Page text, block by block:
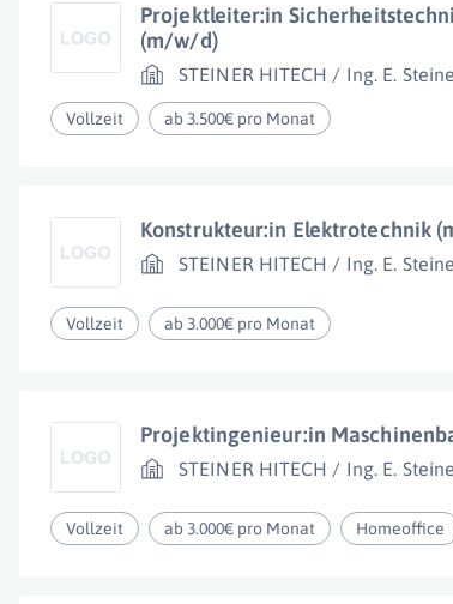
Projektleiter:in
(m/w/d)
STEINER HITECH / Ing. E.
Vollzeit ab 3.500€ pro Monat
Konstrukteur:in Elektrotechnik
STEINER HITECH / Ing. E.
Vollzeit ab 3.000€ pro Monat
Projektingenieur:in
STEINER HITECH / Ing. E.
Vollzeit ab 3.000€ pro Monat Homeoffice